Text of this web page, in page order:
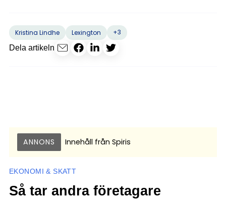
Kristina Lindhe Lexington
+3
Dela artikeln
ANNONS Innehåll från Spiris
EKONOMI & SKATT
Så tar andra företagare